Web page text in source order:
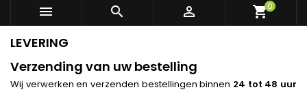
   shopping_cart0
LEVERING
Verzending van uw bestelling
Wij verwerken en verzenden bestellingen binnen 24 tot 48 uur